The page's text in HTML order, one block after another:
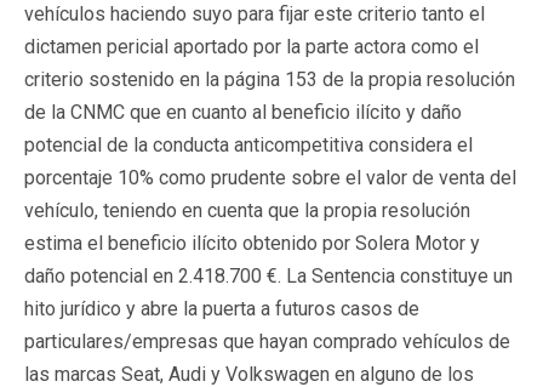
vehículos haciendo suyo para fijar este criterio tanto el
dictamen pericial aportado por la parte actora como el
criterio sostenido en la página 153 de la propia resolución
de la CNMC que en cuanto al beneficio ilícito y daño
potencial de la conducta anticompetitiva considera el
porcentaje 10% como prudente sobre el valor de venta del
vehículo, teniendo en cuenta que la propia resolución
estima el beneficio ilícito obtenido por Solera Motor y
daño potencial en 2.418.700 €. La Sentencia constituye un
hito jurídico y abre la puerta a futuros casos de
particulares/empresas que hayan comprado vehículos de
las marcas Seat, Audi y Volkswagen en alguno de los